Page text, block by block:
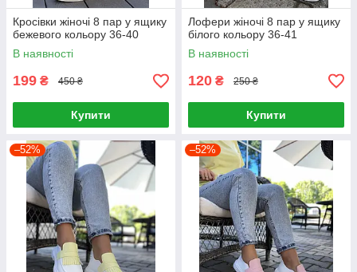
Кросівки жіночі 8 пар у ящику
бежевого кольору 36-40
В наявності
199 ₴ 450 ₴
Купити
Лофери жіночі 8 пар у ящику
білого кольору 36-41
В наявності
120 ₴ 250 ₴
Купити
–52% –52%